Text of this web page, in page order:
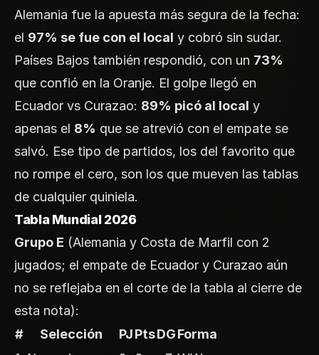
Alemania fue la apuesta más segura de la fecha:
el 97% se fue con el local y cobró sin sudar.
Países Bajos también respondió, con un 73%
que confió en la Oranje. El golpe llegó en
Ecuador vs Curazao: 89% picó al local y
apenas el 8% que se atrevió con el empate se
salvó. Ese tipo de partidos, los del favorito que
no rompe el cero, son los que mueven las tablas
de cualquier quiniela.
Tabla Mundial 2026
Grupo E (Alemania y Costa de Marfil con 2
jugados; el empate de Ecuador y Curazao aún
no se reflejaba en el corte de la tabla al cierre de
esta nota):
#
Selección PJPtsDGForma